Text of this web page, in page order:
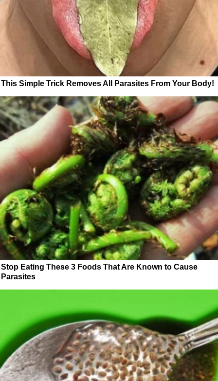
This Simple Trick Removes All Parasites From Your Body!
Stop Eating These 3 Foods That Are Known to Cause
Parasites